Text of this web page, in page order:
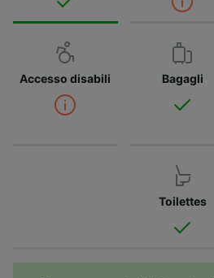
Accesso disabili Bagagli
Toilettes